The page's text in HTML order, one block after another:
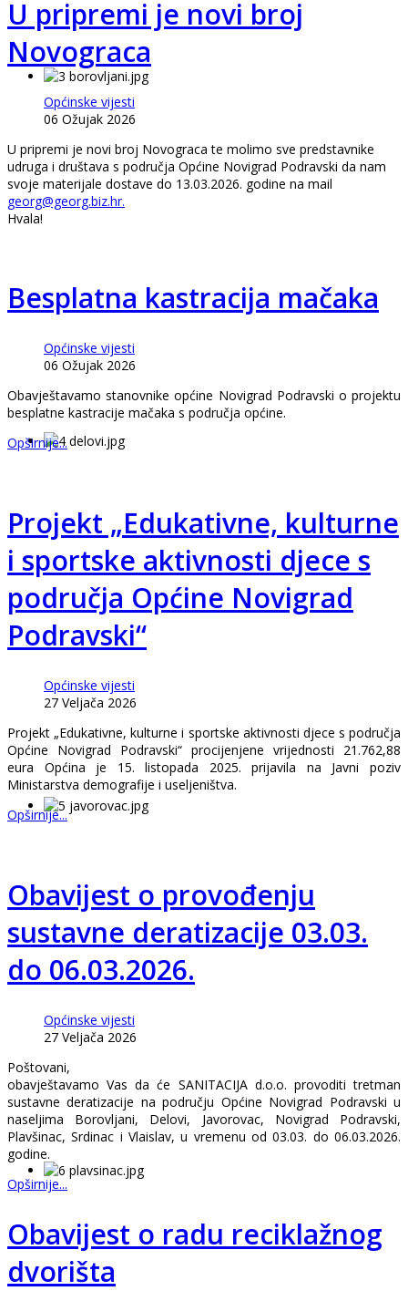
U pripremi je novi broj
Novograca
Općinske vijesti
06 Ožujak 2026
U pripremi je novi broj Novograca te molimo sve predstavnike
udruga i društava s područja Općine Novigrad Podravski da nam
svoje materijale dostave do 13.03.2026. godine na mail
georg@georg.biz.hr.
Hvala!
Besplatna kastracija mačaka
Općinske vijesti
06 Ožujak 2026
Obavještavamo stanovnike općine Novigrad Podravski o projektu
besplatne kastracije mačaka s područja općine.
Opširnije...
Projekt „Edukativne, kulturne
i sportske aktivnosti djece s
područja Općine Novigrad
Podravski“
Općinske vijesti
27 Veljača 2026
Projekt „Edukativne, kulturne i sportske aktivnosti djece s područja
Općine Novigrad Podravski“ procijenjene vrijednosti 21.762,88
eura Općina je 15. listopada 2025. prijavila na Javni poziv
Ministarstva demografije i useljeništva.
Opširnije...
Obavijest o provođenju
sustavne deratizacije 03.03.
do 06.03.2026.
Općinske vijesti
27 Veljača 2026
Poštovani,
obavještavamo Vas da će SANITACIJA d.o.o. provoditi tretman
sustavne deratizacije na području Općine Novigrad Podravski u
naseljima Borovljani, Delovi, Javorovac, Novigrad Podravski,
Plavšinac, Srdinac i Vlaislav, u vremenu od 03.03. do 06.03.2026.
godine.
Opširnije...
Obavijest o radu reciklažnog
dvorišta